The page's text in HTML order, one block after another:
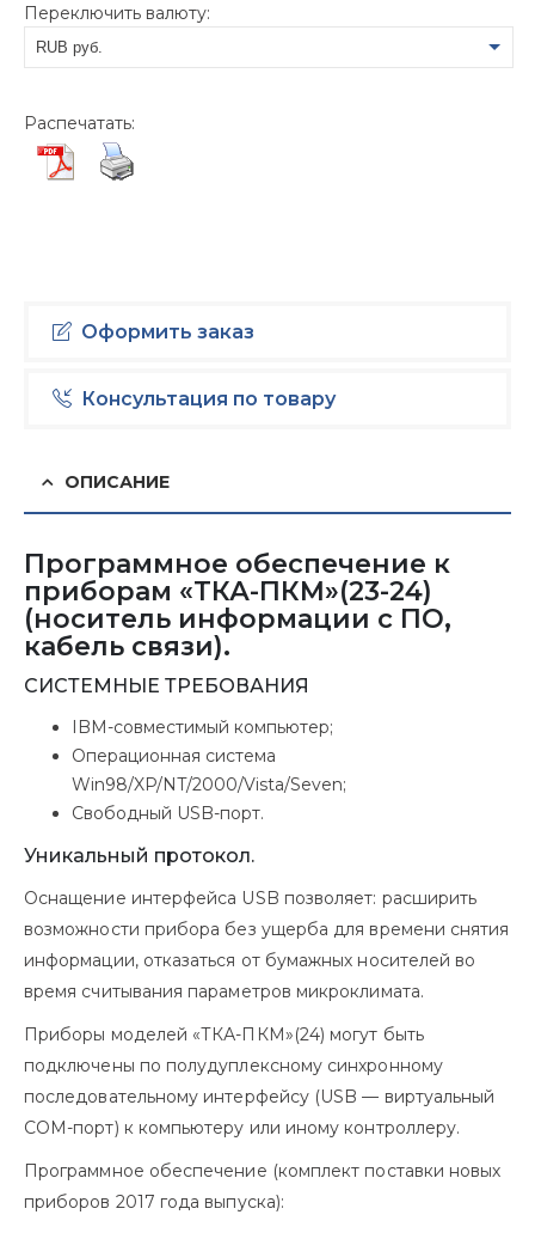
Переключить валюту:
RUB руб.
Распечатать:
Оформить заказ
Консультация по товару
ОПИСАНИЕ
Программное обеспечение к
приборам «ТКА-ПКМ»(23-24)
(носитель информации с ПО,
кабель связи).
СИСТЕМНЫЕ ТРЕБОВАНИЯ
IBM-совместимый компьютер;
Операционная система
Win98/XP/NT/2000/Vista/Seven;
Свободный USB-порт.
Уникальный протокол.
Оснащение интерфейса USB позволяет: расширить
возможности прибора без ущерба для времени снятия
информации, отказаться от бумажных носителей во
время считывания параметров микроклимата.
Приборы моделей «ТКА-ПКМ»(24) могут быть
подключены по полудуплексному синхронному
последовательному интерфейсу (USB — виртуальный
СОМ-порт) к компьютеру или иному контроллеру.
Программное обеспечение (комплект поставки новых
приборов 2017 года выпуска):